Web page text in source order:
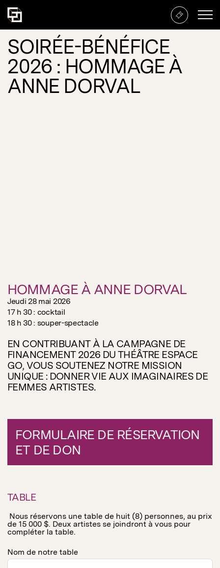
SOIRÉE-BÉNÉFICE
2026 : HOMMAGE À
ANNE DORVAL
HOMMAGE À ANNE DORVAL
Jeudi 28 mai 2026
17 h 30 : cocktail
18 h 30 : souper-spectacle
EN CONTRIBUANT À LA CAMPAGNE DE
FINANCEMENT 2026 DU THÉÂTRE ESPACE
GO, VOUS SOUTENEZ NOTRE MISSION
UNIQUE : DONNER VIE AUX IMAGINAIRES DE
FEMMES ARTISTES.
FORMULAIRE DE RÉSERVATION
ET DE DON
TABLE
Nous réservons une table de huit (8) personnes, au prix
de 15 000 $. Deux artistes se joindront à vous pour
compléter la table.
Nom de notre table